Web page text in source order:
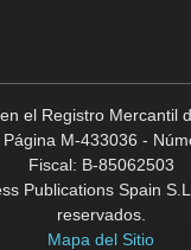
el Registro Mercantil
M-433036 -
Fiscal: B-85062503
Publications Spain
reservados.
Mapa del Sitio